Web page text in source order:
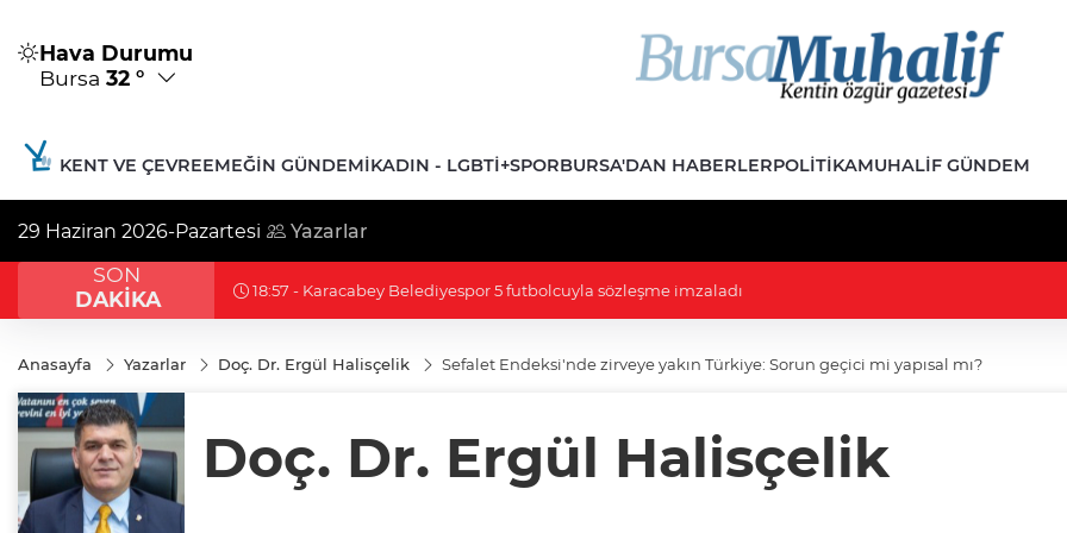
Hava Durumu
Bursa 32 °
KENT VE ÇEVREEMEĞIN GÜNDEMIKADIN - LGBTİ+SPORBURSA'DAN HABERLERPOLITIKAMUHALIF GÜNDEM
29 Haziran 2026-Pazartesi Yazarlar
SON
DAKİKA
18:54 - 'Çerçeve yasa' TBMM Adalet Komisyonunda: Gerginlik çıktı, izdiham yaşandı
Anasayfa Yazarlar Doç. Dr. Ergül Halisçelik Sefalet Endeksi'nde zirveye yakın Türkiye: Sorun geçici mi yapısal mı?
Doç. Dr. Ergül Halisçelik